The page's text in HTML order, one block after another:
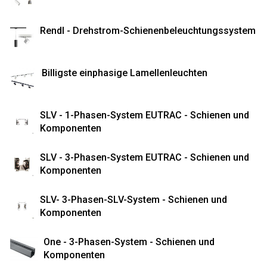
Rendl - Drehstrom-Schienenbeleuchtungssystem
Billigste einphasige Lamellenleuchten
SLV - 1-Phasen-System EUTRAC - Schienen und
Komponenten
SLV - 3-Phasen-System EUTRAC - Schienen und
Komponenten
SLV- 3-Phasen-SLV-System - Schienen und
Komponenten
One - 3-Phasen-System - Schienen und
Komponenten